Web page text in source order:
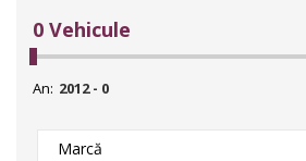
0 Vehicule
An:
Marcă